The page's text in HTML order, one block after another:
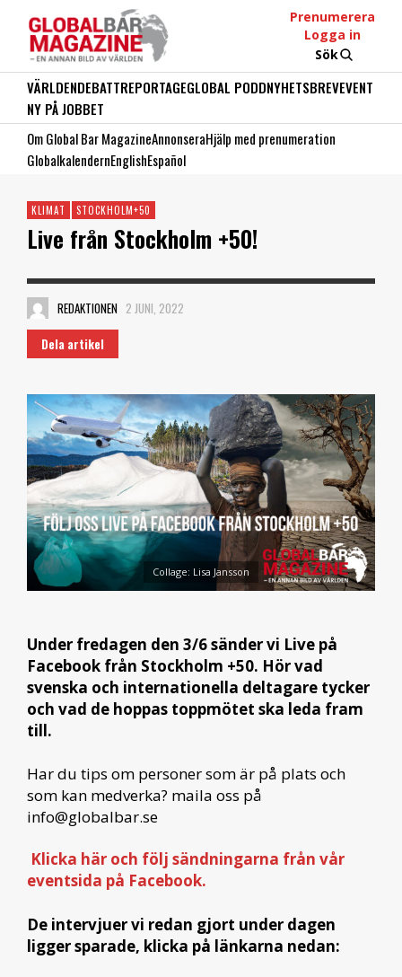
Prenumerera
Logga in
Sök
VÄRLDENDEBATTREPORTAGEGLOBAL PODDNYHETSBREVEVENT
NY PÅ JOBBET
Om Global Bar MagazineAnnonseraHjälp med prenumeration
GlobalkalendernEnglishEspañol
KLIMAT STOCKHOLM+50
Live från Stockholm +50!
REDAKTIONEN 2 JUNI, 2022
Dela artikel
Collage: Lisa Jansson
Under fredagen den 3/6 sänder vi Live på
Facebook från Stockholm +50. Hör vad
svenska och internationella deltagare tycker
och vad de hoppas toppmötet ska leda fram
till.
Har du tips om personer som är på plats och
som kan medverka? maila oss på
info@globalbar.se
Klicka här och följ sändningarna från vår
eventsida på Facebook.
De intervjuer vi redan gjort under dagen
ligger sparade, klicka på länkarna nedan: